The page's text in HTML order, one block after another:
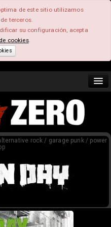
de este sitio utilizamos
terceros.
su configuración, acepta
cookies.
rock / garage punk / power